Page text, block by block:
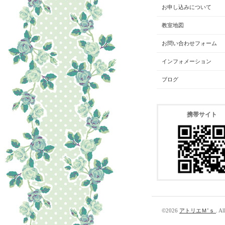
お申し込みについて
教室地図
お問い合わせフォーム
インフォメーション
ブログ
携帯サイト
©2026 アトリエＭ’ｓ .